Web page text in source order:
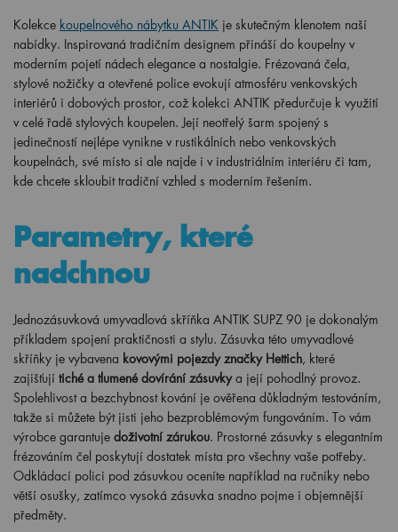
Kolekce koupelnového nábytku ANTIK je skutečným klenotem naší
nabídky. Inspirovaná tradičním designem přináší do koupelny v
moderním pojetí nádech elegance a nostalgie. Frézovaná čela,
stylové nožičky a otevřené police evokují atmosféru venkovských
interiérů i dobových prostor, což kolekci ANTIK předurčuje k využití
v celé řadě stylových koupelen. Její neotřelý šarm spojený s
jedinečností nejlépe vynikne v rustikálních nebo venkovských
koupelnách, své místo si ale najde i v industriálním interiéru či tam,
kde chcete skloubit tradiční vzhled s moderním řešením.
Parametry, které
nadchnou
Jednozásuvková umyvadlová skříňka ANTIK SUPZ 90 je dokonalým
příkladem spojení praktičnosti a stylu. Zásuvka této umyvadlové
skříňky je vybavena kovovými pojezdy značky Hettich, které
zajišťují tiché a tlumené dovírání zásuvky a její pohodlný provoz.
Spolehlivost a bezchybnost kování je ověřena důkladným testováním,
takže si můžete být jisti jeho bezproblémovým fungováním. To vám
výrobce garantuje doživotní zárukou. Prostorné zásuvky s elegantním
frézováním čel poskytují dostatek místa pro všechny vaše potřeby.
Odkládací polici pod zásuvkou oceníte například na ručníky nebo
větší osušky, zatímco vysoká zásuvka snadno pojme i objemnější
předměty.